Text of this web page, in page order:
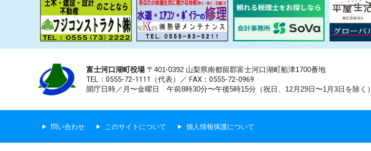
富士河口湖町役場〒401-0392 山梨県南都留郡富士河口湖町船津1700番地
TEL：0555-72-1111 （代表）／ FAX：0555-72-0969
開庁日時／月〜金曜日 午前8時30分〜午後5時15分（祝日、12月29日〜1月3日を除く）
問い合わせ このサイトについて 個人情報保護について